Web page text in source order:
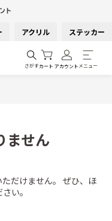
アクリル ステッカー
さがすカート アカウント メニュー
ません
だけません。 ぜひ、ほ
い。